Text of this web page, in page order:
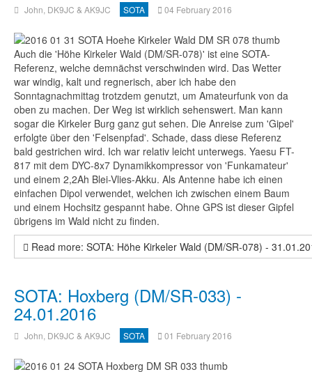
John, DK9JC & AK9JC SOTA 04 February 2016
Auch die 'Höhe Kirkeler Wald (DM/SR-078)' ist eine SOTA-
Referenz, welche demnächst verschwinden wird. Das Wetter
war windig, kalt und regnerisch, aber ich habe den
Sonntagnachmittag trotzdem genutzt, um Amateurfunk von da
oben zu machen. Der Weg ist wirklich sehenswert. Man kann
sogar die Kirkeler Burg ganz gut sehen. Die Anreise zum 'Gipel'
erfolgte über den 'Felsenpfad'. Schade, dass diese Referenz
bald gestrichen wird. Ich war relativ leicht unterwegs. Yaesu FT-
817 mit dem DYC-8x7 Dynamikkompressor von 'Funkamateur'
und einem 2,2Ah Blei-Vlies-Akku. Als Antenne habe ich einen
einfachen Dipol verwendet, welchen ich zwischen einem Baum
und einem Hochsitz gespannt habe. Ohne GPS ist dieser Gipfel
übrigens im Wald nicht zu finden.
Read more: SOTA: Höhe Kirkeler Wald (DM/SR-078) -
SOTA: Hoxberg (DM/SR-033) -
24.01.2016
John, DK9JC & AK9JC SOTA 01 February 2016